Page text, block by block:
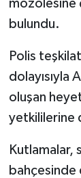
mozolesine
bulundu.
Polis
dolayısıyla
oluşan
yetkililerine
bahçesinde
TATLISU